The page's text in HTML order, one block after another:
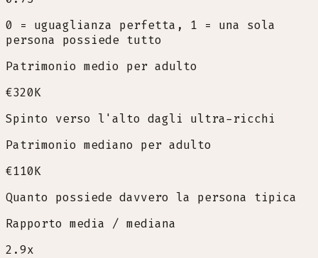
0 = uguaglianza perfetta, 1 = una sola
persona possiede tutto
Patrimonio medio per adulto
€320K
Spinto verso l'alto dagli ultra-ricchi
Patrimonio mediano per adulto
€110K
Quanto possiede davvero la persona tipica
Rapporto media / mediana
2.9x